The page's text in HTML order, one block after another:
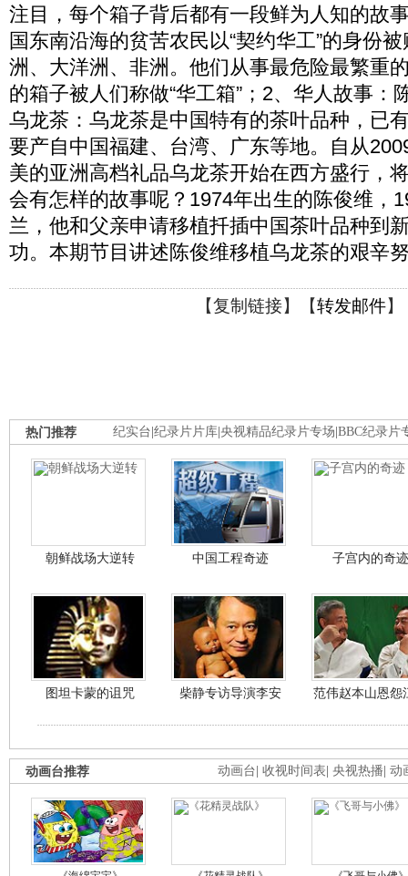
注目，每个箱子背后都有一段鲜为人知的故
国东南沿海的贫苦农民以“契约华工”的身份
洲、大洋洲、非洲。他们从事最危险最繁重
的箱子被人们称做“华工箱”；2、华人故事：
乌龙茶：乌龙茶是中国特有的茶叶品种，已
要产自中国福建、台湾、广东等地。自从
美的亚洲高档礼品乌龙茶开始在西方盛行，
会有怎样的故事呢？1974年出生的陈俊维，
兰，他和父亲申请移植扦插中国茶叶品种到
功。本期节目讲述陈俊维移植乌龙茶的艰辛
【复制链接】【转发邮件】
纪实台 纪录片片库 央视精品纪录片专场 BBC纪录片
热门推荐
朝鲜战场大逆转 中国工程奇迹 子宫内的奇迹
图坦卡蒙的诅咒 柴静专访导演李安 范伟赵本山恩怨
动画台 收视时间表 央视热播 动
动画台推荐